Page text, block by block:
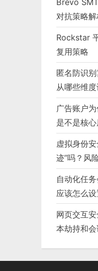
Brevo
对抗策略
Rockstar
复用策略
匿名防识
从哪些维度
广告账户
是不是核心
虚拟身份
迹”吗？风
自动化任
应该怎么设
网页交互
本劫持和会